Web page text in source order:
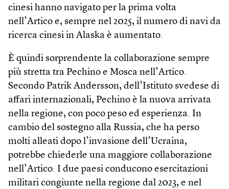
cinesi hanno navigato per la prima volta
nell’Artico e, sempre nel 2025, il numero di navi da
ricerca cinesi in Alaska è aumentato.
È quindi sorprendente la collaborazione sempre
più stretta tra Pechino e Mosca nell’Artico.
Secondo Patrik Andersson, dell’Istituto svedese di
affari internazionali, Pechino è la nuova arrivata
nella regione, con poco peso ed esperienza. In
cambio del sostegno alla Russia, che ha perso
molti alleati dopo l’invasione dell’Ucraina,
potrebbe chiederle una maggiore collaborazione
nell’Artico. I due paesi conducono esercitazioni
militari congiunte nella regione dal 2023, e nel